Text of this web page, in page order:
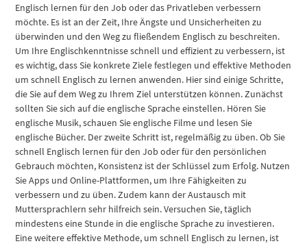
Englisch lernen für den Job oder das Privatleben verbessern
möchte. Es ist an der Zeit, Ihre Ängste und Unsicherheiten zu
überwinden und den Weg zu fließendem Englisch zu beschreiten.
Um Ihre Englischkenntnisse schnell und effizient zu verbessern, ist
es wichtig, dass Sie konkrete Ziele festlegen und effektive Methoden
um schnell Englisch zu lernen anwenden. Hier sind einige Schritte,
die Sie auf dem Weg zu Ihrem Ziel unterstützen können. Zunächst
sollten Sie sich auf die englische Sprache einstellen. Hören Sie
englische Musik, schauen Sie englische Filme und lesen Sie
englische Bücher. Der zweite Schritt ist, regelmäßig zu üben. Ob Sie
schnell Englisch lernen für den Job oder für den persönlichen
Gebrauch möchten, Konsistenz ist der Schlüssel zum Erfolg. Nutzen
Sie Apps und Online-Plattformen, um Ihre Fähigkeiten zu
verbessern und zu üben. Zudem kann der Austausch mit
Muttersprachlern sehr hilfreich sein. Versuchen Sie, täglich
mindestens eine Stunde in die englische Sprache zu investieren.
Eine weitere effektive Methode, um schnell Englisch zu lernen, ist